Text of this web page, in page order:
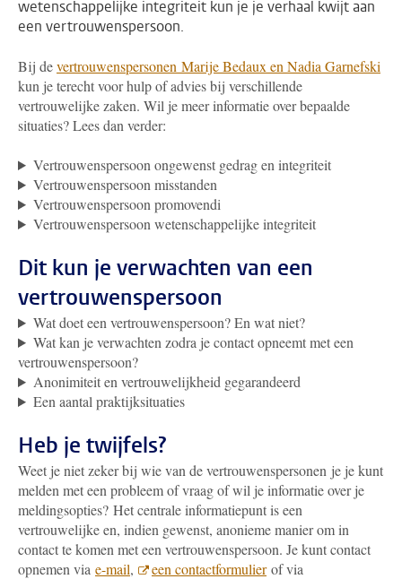
wetenschappelijke integriteit kun je je verhaal kwijt aan
een vertrouwenspersoon.
Bij devertrouwenspersonen Marije Bedaux en Nadia Garnefski
kun je terecht voor hulp of advies bij verschillende
vertrouwelijke zaken. Wil je meer informatie over bepaalde
situaties? Lees dan verder:
Vertrouwenspersoon ongewenst gedrag en integriteit
Vertrouwenspersoon misstanden
Vertrouwenspersoon promovendi
Vertrouwenspersoon wetenschappelijke integriteit
Dit kun je verwachten van een
vertrouwenspersoon
Wat doet een vertrouwenspersoon? En wat niet?
Wat kan je verwachten zodra je contact opneemt met een
vertrouwenspersoon?
Anonimiteit en vertrouwelijkheid gegarandeerd
Een aantal praktijksituaties
Heb je twijfels?
Weet je niet zeker bij wie van de vertrouwenspersonen je je kunt
melden met een probleem of vraag of wil je informatie over je
meldingsopties? Het centrale informatiepunt is een
vertrouwelijke en, indien gewenst, anonieme manier om in
contact te komen met een vertrouwenspersoon. Je kunt contact
opnemen via e-mail, een contactformulierof via